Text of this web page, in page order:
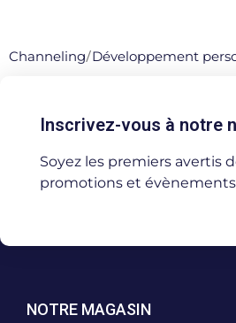
Channeling/Développement
Inscrivez-vous à notre
Soyez les premiers avertis
promotions et évènements
NOTRE MAGASIN